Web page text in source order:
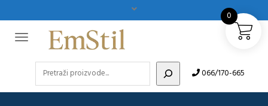
066/170-665
0